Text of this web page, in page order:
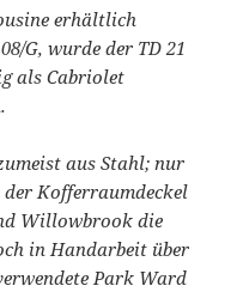
erhältlich
G, wurde der TD 21
als Cabriolet
aus Stahl; nur
Kofferraumdeckel
Willowbrook die
in Handarbeit über
Park Ward